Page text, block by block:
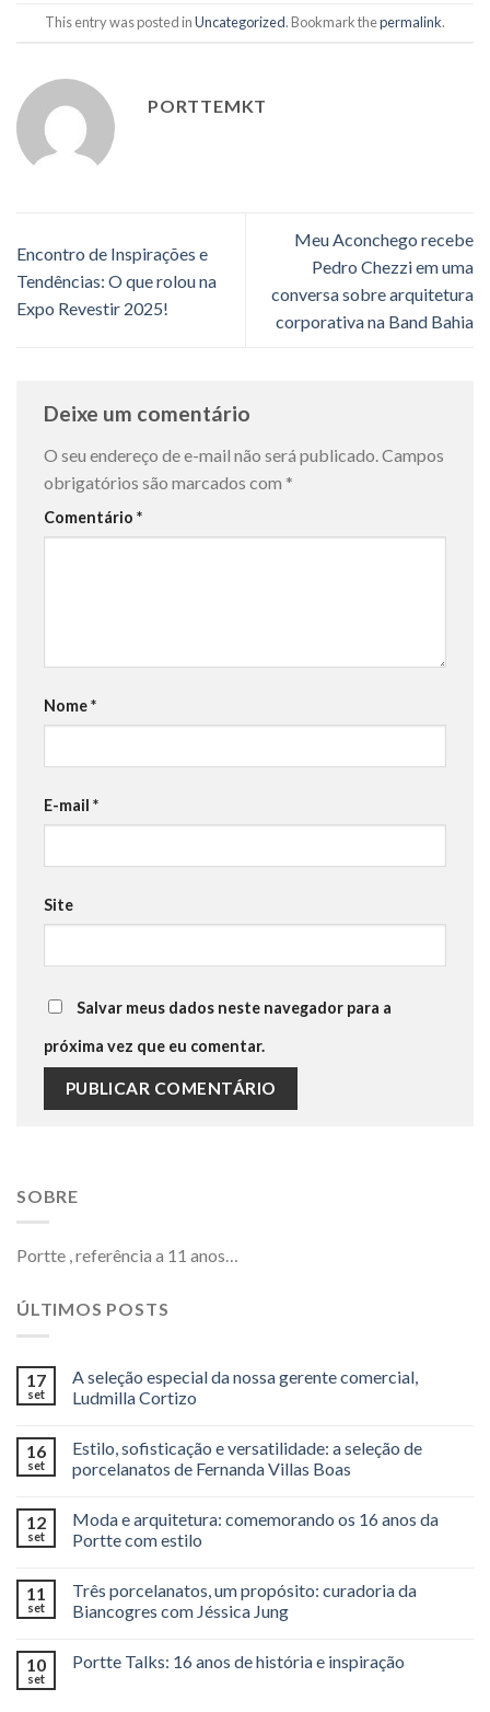
This entry was posted inUncategorized. Bookmark thepermalink.
PORTTEMKT
Encontro de Inspirações e
Tendências: O que rolou na
Expo Revestir 2025!
Meu Aconchego recebe
Pedro Chezzi em uma
conversa sobre arquitetura
corporativa na Band Bahia
Deixe um comentário
O seu endereço de e-mail não será publicado. Campos
obrigatórios são marcados com *
Comentário *
Nome*
E-mail *
Site
Salvar meus dados neste navegador para a
próxima vez que eu comentar.
SOBRE
Portte , referência a 11 anos…
ÚLTIMOS POSTS
17
set
A seleção especial da nossa gerente comercial,
Ludmilla Cortizo
16
set
Estilo, sofisticação e versatilidade: a seleção de
porcelanatos de Fernanda Villas Boas
12
set
Moda e arquitetura: comemorando os 16 anos da
Portte com estilo
11
set
Três porcelanatos, um propósito: curadoria da
Biancogres com Jéssica Jung
10
set
Portte Talks: 16 anos de história e inspiração